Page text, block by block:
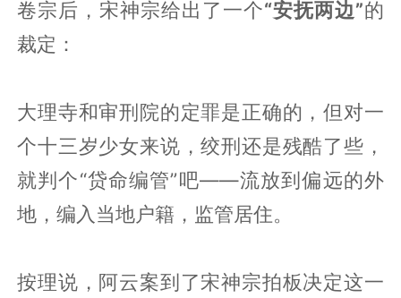
卷宗后，宋神宗给出了一个“安抚两边”的
裁定：
大理寺和审刑院的定罪是正确的，但对一
个十三岁少女来说，绞刑还是残酷了些，
就判个“贷命编管”吧——流放到偏远的外
地，编入当地户籍，监管居住。
按理说，阿云案到了宋神宗拍板决定这一